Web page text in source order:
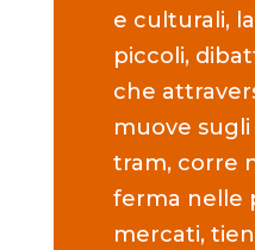
e culturali,
piccoli,
che
muove
tram, corre
ferma nelle
mercati,